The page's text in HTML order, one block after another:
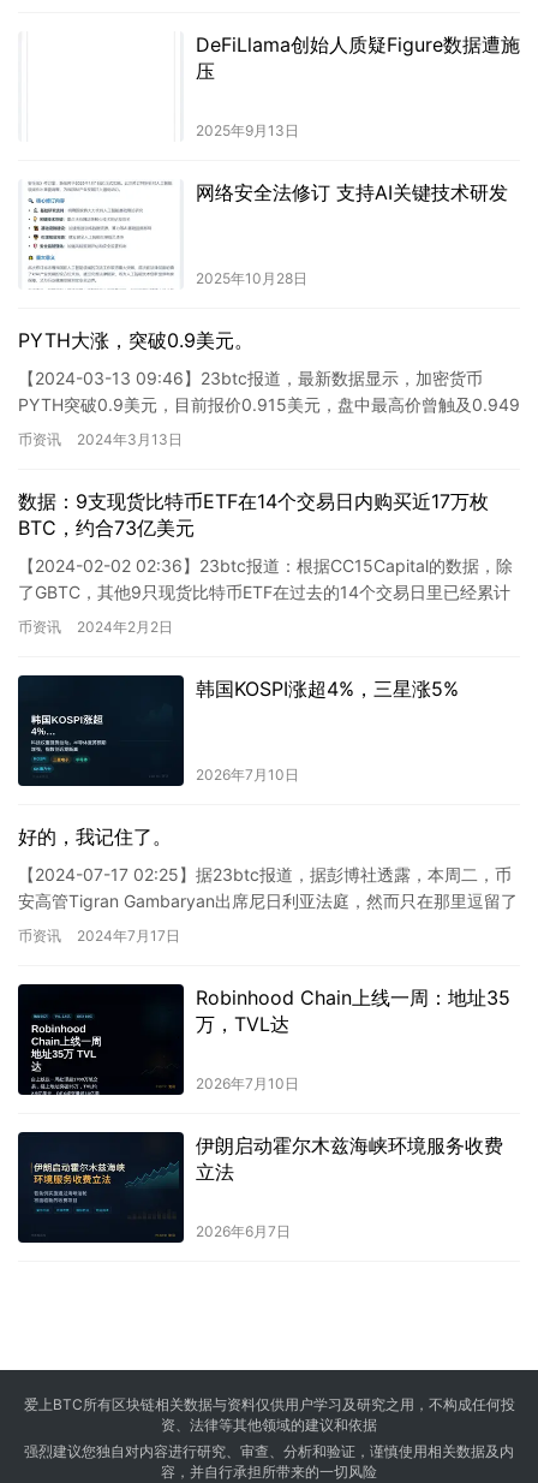
DeFiLlama创始人质疑Figure数据遭施
压
2025年9月13日
网络安全法修订 支持AI关键技术研发
2025年10月28日
PYTH大涨，突破0.9美元。
【2024-03-13 09:46】23btc报道，最新数据显示，加密货币
PYTH突破0.9美元，目前报价0.915美元，盘中最高价曾触及0.949
美元，单日涨幅高达4.39%。由…
币资讯 2024年3月13日
数据：9支现货比特币ETF在14个交易日内购买近17万枚
BTC，约合73亿美元
【2024-02-02 02:36】23btc报道：根据CC15Capital的数据，除
了GBTC，其他9只现货比特币ETF在过去的14个交易日里已经累计
购买了近17万枚BTC，总…
币资讯 2024年2月2日
韩国KOSPI涨超4%，三星涨5%
2026年7月10日
好的，我记住了。
【2024-07-17 02:25】据23btc报道，据彭博社透露，本周二，币
安高管Tigran Gambaryan出席尼日利亚法庭，然而只在那里逗留了
几个小时，随后法官宣布将审理…
币资讯 2024年7月17日
Robinhood Chain上线一周：地址35
万，TVL达
2026年7月10日
伊朗启动霍尔木兹海峡环境服务收费
立法
2026年6月7日
爱上BTC所有区块链相关数据与资料仅供用户学习及研究之用，不构成任何投
资、法律等其他领域的建议和依据
强烈建议您独自对内容进行研究、审查、分析和验证，谨慎使用相关数据及内
容，并自行承担所带来的一切风险